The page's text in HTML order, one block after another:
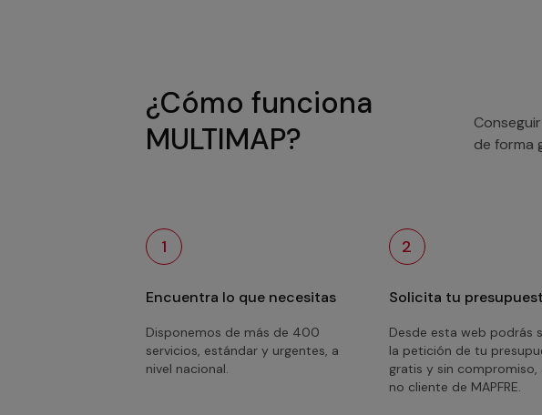
¿Cómo funciona
MULTIMAP?
de forma
1
Encuentra lo que necesitas
Disponemos de más de 400
servicios, estándar y urgentes, a
nivel nacional.
2
Solicita tu
Desde esta web podrás
la petición de tu
gratis y sin compromiso,
no cliente de MAPFRE.